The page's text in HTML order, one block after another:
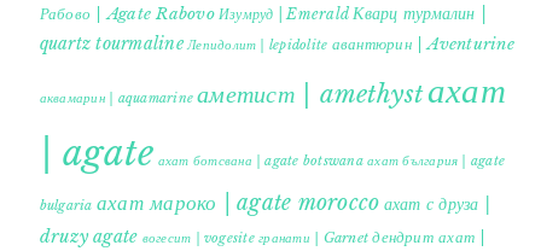
Рабово | Agate Rabovo Изумруд | Emerald Кварц турмалин |
quartz tourmaline Лепидолит | lepidolite авантюрин | Aventurine
аквамарин | aquamarine аметист | amethystахат
| agate ахат ботсвана | agate botswana ахат българия | agate
bulgaria ахат мароко | agate morocco ахат с друза |
druzy agate вогесит | vogesite гранати | Garnet дендрит ахат |